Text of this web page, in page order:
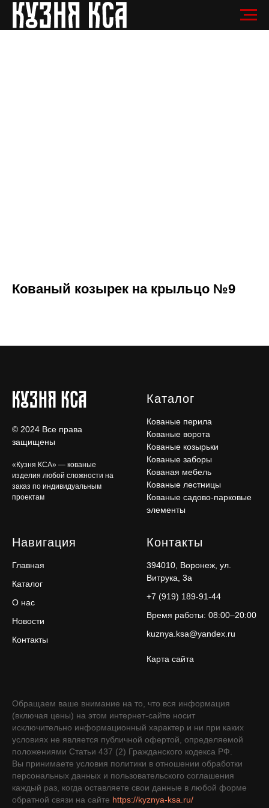
Кованый козырек на крыльцо №9
© 2024 Все права
защищены
«Кузня КСА» — кованые
изделия любой сложности на
заказ по индивидуальным
проектам
Каталог
Кованые перила
Кованые ворота
Кованые козырьки
Кованые заборы
Кованая мебель
Кованые лестницы
Кованые садово-парковые
элементы
Навигация
Главная
Каталог
О нас
Новости
Контакты
Контакты
394010, Воронеж, ул.
Витрука, 3а
+7 (919) 189-91-44
Время работы: 08:00–20:00
kuznya.ksa@yandex.ru
Карта сайта
Обращаем ваше внимание на то, что вся информация
(включая цены) на этом интернет-сайте носит
исключительно информационный характер и ни при каких
условиях не является публичной офертой, определяемой
положениями Статьи 437 (2) Гражданского кодекса РФ.
Вы принимаете условия политики в отношении обработки
персональных данных и пользовательского соглашения
каждый раз, когда оставляете свои данные в любой форме
обратной связи на сайте https://kyznya-ksa.ru/